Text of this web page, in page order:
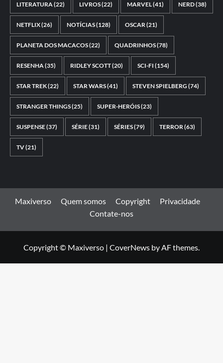
LITERATURA(22) LIVROS(22) MARVEL(41) NERD(38)
NETFLIX(26) NOTÍCIAS(128) OSCAR(21)
PLANETA DOS MACACOS(22) QUADRINHOS(78)
RESENHA(35) RIDLEY SCOTT(20) SCI-FI (154)
STAR TREK(22) STAR WARS(41) STEVEN SPIELBERG (74)
STRANGER THINGS(25) SUPER-HERÓIS(23)
SUSPENSE(37) SÉRIE(31) SÉRIES(79) TERROR(63)
TV(21)
Maxiverso Quem somos Copyright
Privacidade
Contate-nos
Copyright © Maxiverso | CoverNews by AF themes.